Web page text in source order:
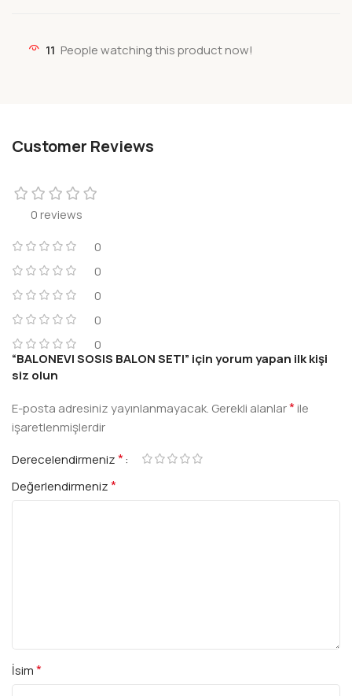
11 People watching this product now!
Customer Reviews
0 reviews
0
0
0
0
0
“BALONEVI SOSIS BALON SETI” için yorum yapan ilk kişi
siz olun
E-posta adresiniz yayınlanmayacak. Gerekli alanlar*ile
işaretlenmişlerdir
Derecelendirmeniz*
Değerlendirmeniz*
İsim*